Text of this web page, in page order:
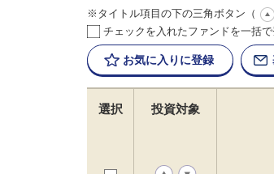
※タイトル項目の下の三角ボタン（
チェックを入れたファンドを一括で
お気に入りに登録
選択 投資対象